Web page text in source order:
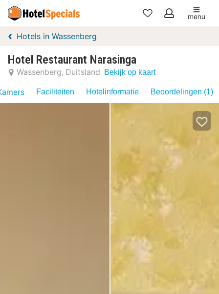
Mijn
menu
Hotels in Wassenberg
Hotel Restaurant Narasinga
Wassenberg Duitsland Bekijk op kaart
Faciliteiten Hotelinformatie Beoordelingen (1)